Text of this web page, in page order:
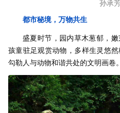
孙承
都市秘境，万物共生
盛夏时节，园内草木葱郁，
孩童驻足观赏动物，多样生灵悠
勾勒人与动物和谐共处的文明画卷。